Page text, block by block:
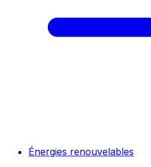
Énergies renouvelables